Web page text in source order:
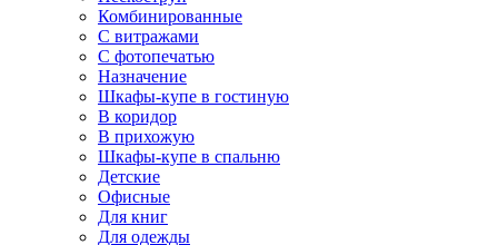
Комбинированные
С витражами
С фотопечатью
Назначение
Шкафы-купе в гостиную
В коридор
В прихожую
Шкафы-купе в спальню
Детские
Офисные
Для книг
Для одежды